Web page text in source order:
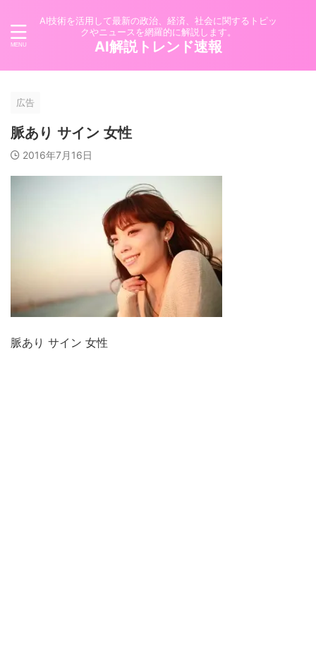
AI技術を活用して最新の政治、経済、社会に関するトピッ
クやニュースを網羅的に解説します。
AI解説トレンド速報
広告
脈あり サイン 女性
2016年7月16日
脈あり サイン 女性